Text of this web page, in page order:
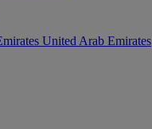
United Arab Emirates